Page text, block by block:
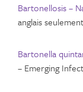
Bartonellosis –
anglais
Bartonella
– Emerging